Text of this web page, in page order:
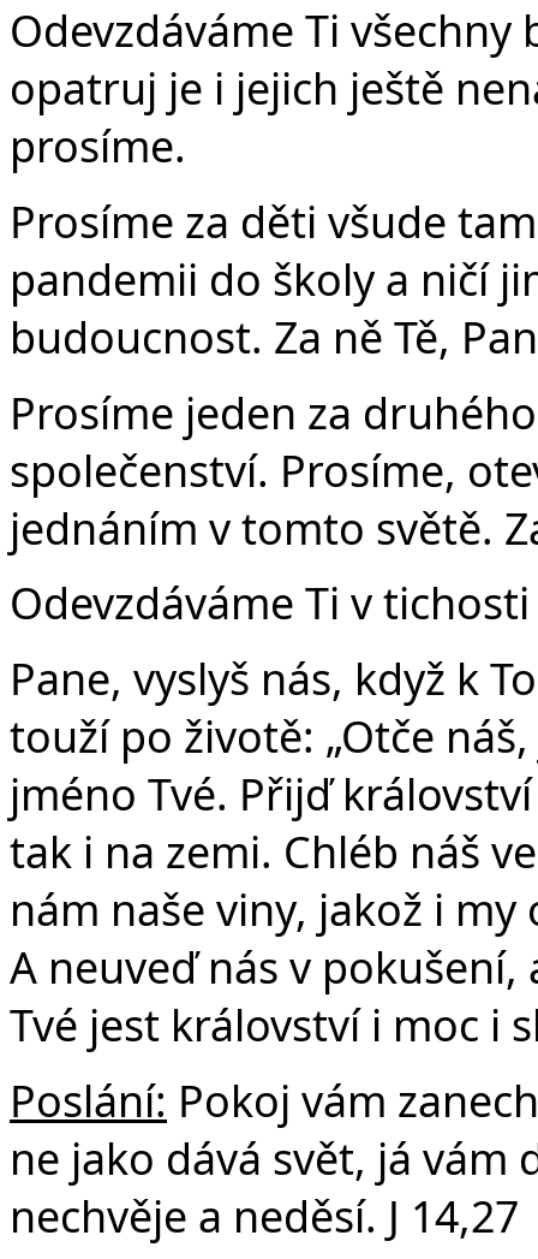
Odevzdáváme Ti
opatruj je i jejich ještě
prosíme.
Prosíme za děti všude
pandemii do školy a ničí
budoucnost. Za ně Tě,
Prosíme jeden za
společenství. Prosíme,
jednáním v tomto světě.
Odevzdáváme Ti v
Pane, vyslyš nás, když k
touží po životě: „Otče
jméno Tvé. Přijď
tak i na zemi. Chléb náš
nám naše viny, jakož i
A neuveď nás v
Tvé jest království i moc i
Poslání: Pokoj vám
ne jako dává svět, já vám
nechvěje a neděsí. J 14,27